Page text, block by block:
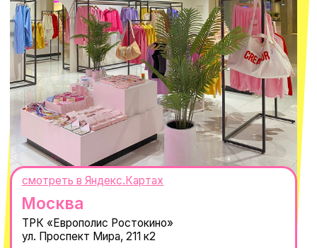
© 2021-2025 Macrocosm ®